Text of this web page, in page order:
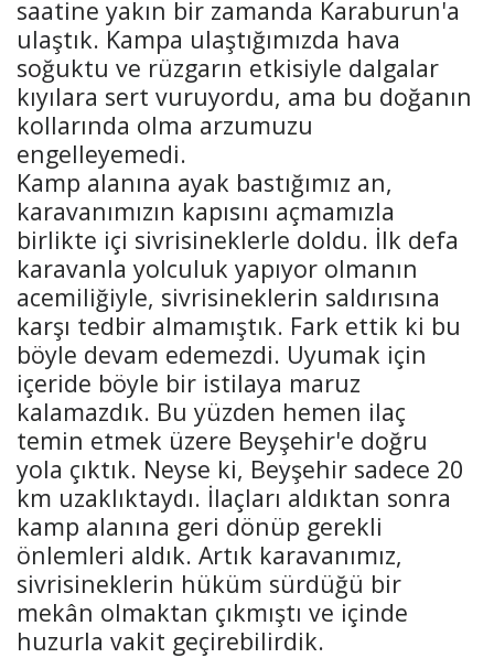
saatine yakın bir zamanda Karaburun'a
ulaştık. Kampa ulaştığımızda hava
soğuktu ve rüzgarın etkisiyle dalgalar
kıyılara sert vuruyordu, ama bu doğanın
kollarında olma arzumuzu
engelleyemedi.
Kamp alanına ayak bastığımız an,
karavanımızın kapısını açmamızla
birlikte içi sivrisineklerle doldu. İlk defa
karavanla yolculuk yapıyor olmanın
acemiliğiyle, sivrisineklerin saldırısına
karşı tedbir almamıştık. Fark ettik ki bu
böyle devam edemezdi. Uyumak için
içeride böyle bir istilaya maruz
kalamazdık. Bu yüzden hemen ilaç
temin etmek üzere Beyşehir'e doğru
yola çıktık. Neyse ki, Beyşehir sadece 20
km uzaklıktaydı. İlaçları aldıktan sonra
kamp alanına geri dönüp gerekli
önlemleri aldık. Artık karavanımız,
sivrisineklerin hüküm sürdüğü bir
mekân olmaktan çıkmıştı ve içinde
huzurla vakit geçirebilirdik.